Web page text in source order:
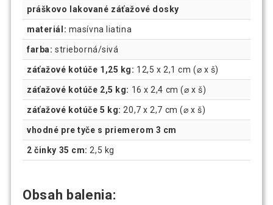
práškovo lakované záťažové dosky
materiál: masívna liatina
farba: strieborná/sivá
záťažové kotúče 1,25 kg: 12,5 x 2,1 cm (⌀ x š)
záťažové kotúče 2,5 kg: 16 x 2,4 cm (⌀ x š)
záťažové kotúče 5 kg: 20,7 x 2,7 cm (⌀ x š)
vhodné pre tyče s priemerom 3 cm
2 činky 35 cm: 2,5 kg
Obsah balenia: